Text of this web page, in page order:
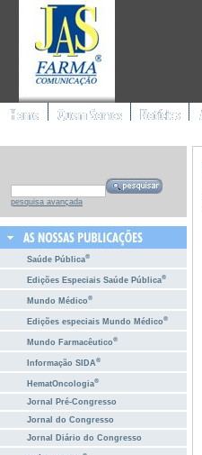
pesquisa avançada
Saúde Pública®
Edições Especiais Saúde Pública®
Mundo Médico®
Edições especiais Mundo Médico®
Mundo Farmacêutico®
Informação SIDA®
HematOncologia®
Jornal Pré-Congresso
Jornal do Congresso
Jornal Diário do Congresso